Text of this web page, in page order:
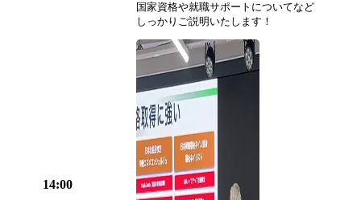
14:00
国家資格や就職サポートについてなど
しっかりご説明いたします！